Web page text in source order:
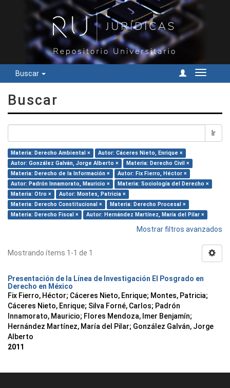
Buscar
Cambiar
Buscar
Ir
Materia: Derecho Ambiental ×
Autor: Cáceres Nieto, Enrique ×
Autor: González Galván, Jorge Alberto ×
Materia: Derecho Civil ×
Materia: Derecho de la Información ×
Autor: Fix Fierro, Héctor ×
Autor: Padrón Innamorato, Mauricio ×
Materia: Sociología del Derecho ×
Materia: Otro ×
Autor: Montes, Patricia ×
Materia: Derecho Constitucional ×
Materia: Derecho Procesal ×
Materia: Derecho Fiscal ×
Autor: Hernández Martínez, María del Pilar ×
Mostrar filtros avanzados
Mostrando ítems 1-1 de 1
Presentación de la Línea de Investigación El Posgrado en
Derecho en México
Fix Fierro, Héctor; Cáceres Nieto, Enrique; Montes, Patricia;
Cáceres Nieto, Enrique; Silva Forné, Carlos; Padrón
Innamorato, Mauricio; Flores Mendoza, Imer Benjamín;
Hernández Martínez, María del Pilar; González Galván, Jorge
Alberto
2011